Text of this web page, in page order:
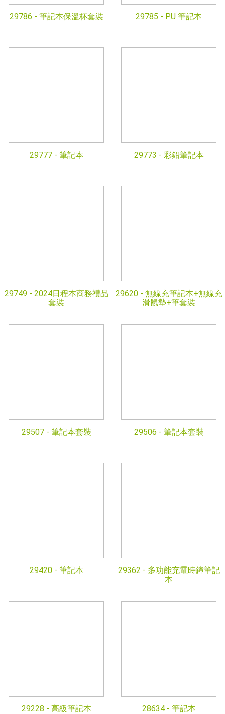
29786 - 筆記本保溫杯套裝 29785 - PU 筆記本
29777 - 筆記本 29773 - 彩鉛筆記本
29749 - 2024日程本商務禮品
套裝
29620 - 無線充筆記本+無線充
滑鼠墊+筆套裝
29507 - 筆記本套裝 29506 - 筆記本套裝
29420 - 筆記本 29362 - 多功能充電時鐘筆記
本
29228 - 高級筆記本 28634 - 筆記本